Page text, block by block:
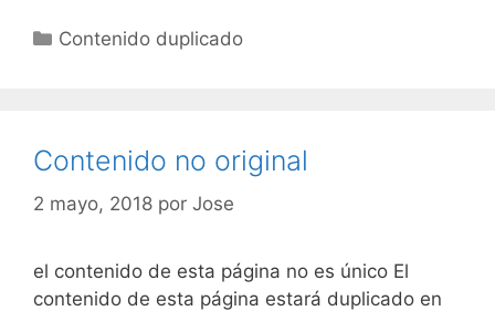
Categorías
Contenido duplicado
Contenido no original
2 mayo, 2018 por Jose
el contenido de esta página no es único El
contenido de esta página estará duplicado en